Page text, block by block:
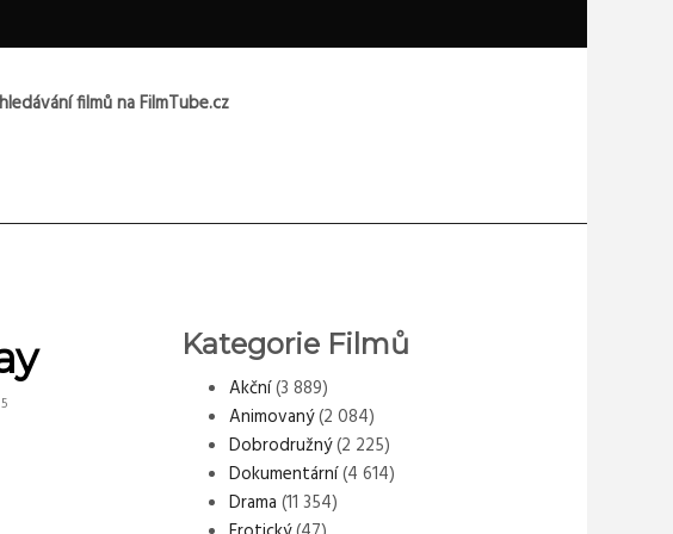
filmů na FilmTube.cz
Kategorie Filmů
Akční(3 889)
Animovaný(2 084)
Dobrodružný(2 225)
Dokumentární(4 614)
Drama (11 354)